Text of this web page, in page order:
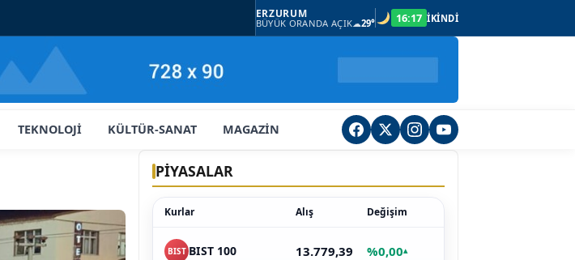
ERZURUM
BÜYÜK ORANDA AÇIK☁29° 16:17 İKİNDİ
TEKNOLOJİ KÜLTÜR-SANAT MAGAZİN
PİYASALAR
Kurlar Alış Değişim
BIST BIST 100 13.779,39 %0,00▴